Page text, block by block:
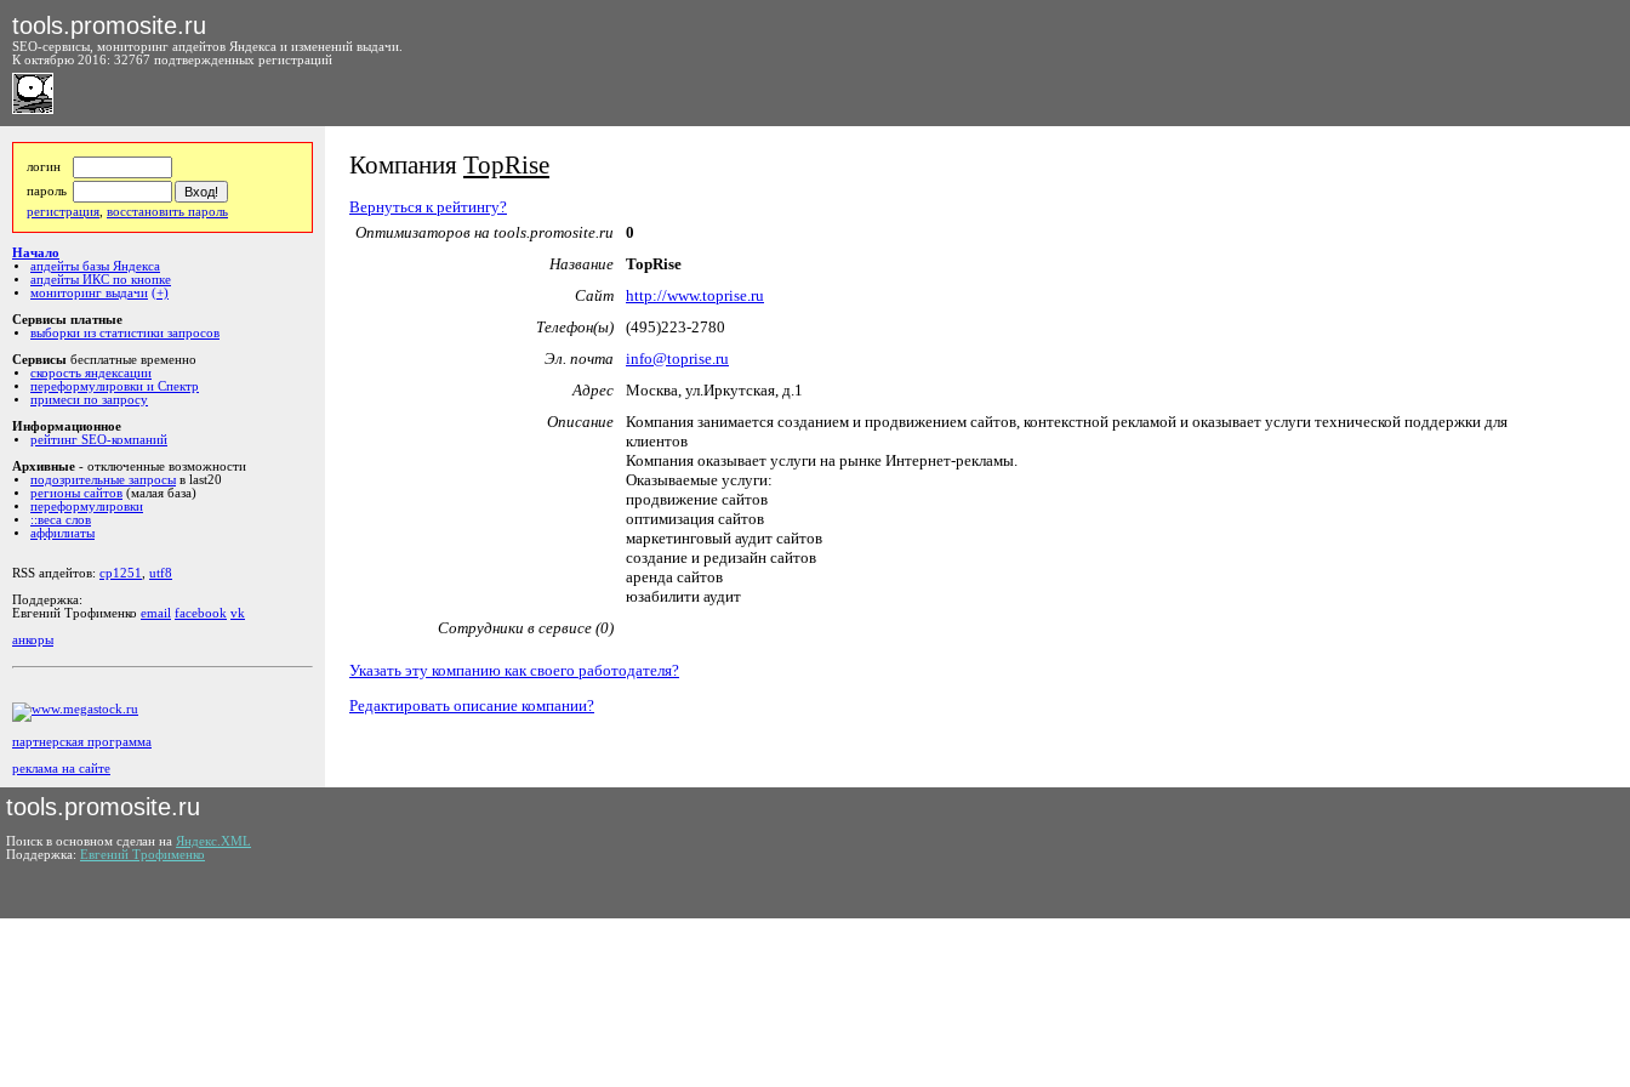
tools.promosite.ru
SEO-сервисы, мониторинг апдейтов Яндекса и изменений выдачи.
К октябрю 2016: 32767 подтвержденных регистраций
логин
пароль
регистрация восстановить пароль
Начало
апдейты базы Яндекса
апдейты ИКС по кнопке
мониторинг выдачи (+)
Сервисы платные
выборки из статистики запросов
Сервисы бесплатные временно
скорость яндексации
переформулировки и Спектр
примеси по запросу
Информационное
рейтинг SEO-компаний
Архивные - отключенные возможности
подозрительные запросы в last20
регионы сайтов (малая база)
переформулировки
::веса слов
аффилиаты
RSS апдейтов: cp1251
utf8
Поддержка:
Евгений Трофименко email facebook vk
анкоры
партнерская программа
реклама на сайте
Компания TopRise
Вернуться к рейтингу?
Оптимизаторов на tools.promosite.ru
0
Название
TopRise
Сайт
http://www.toprise.ru
Телефон(ы)
(495)223-2780
Эл. почта
info@toprise.ru
Адрес
Москва, ул.Иркутская, д.1
Описание
Компания занимается созданием и продвижением сайтов, контекстной рекламой и оказывает услуги технической поддержки для
клиентов
Компания оказывает услуги на рынке Интернет-рекламы.
Оказываемые услуги:
продвижение сайтов
оптимизация сайтов
маркетинговый аудит сайтов
создание и редизайн сайтов
аренда сайтов
юзабилити аудит
Сотрудники в сервисе (0)
Указать эту компанию как своего работодателя?
Редактировать описание компании?
tools.promosite.ru
Поиск в основном сделан на Яндекс.XML
Поддержка: Евгений Трофименко